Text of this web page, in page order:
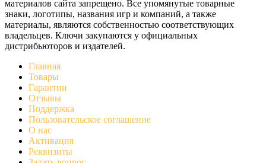
материалов сайта запрещено. Все упомянутые товарные
знаки, логотипы, названия игр и компаний, а также
материалы, являются собственностью соответствующих
владельцев. Ключи закупаются у официальных
дистрибьюторов и издателей.
Главная
Товары
Гарантии
Отзывы
Поддержка
Пользовательское соглашение
О нас
Активация
Реквизиты